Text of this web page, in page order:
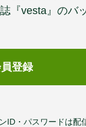
『vesta』のバ
登録
・パスワードは配